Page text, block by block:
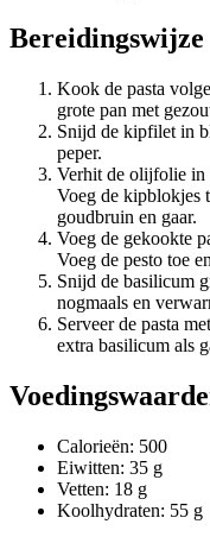
Bereidingswijze
Kook de pasta
grote pan met
Snijd de kipfilet in
peper.
Verhit de olijfolie in
Voeg de kipblokjes
goudbruin en gaar.
Voeg de gekookte
Voeg de pesto toe
Snijd de basilicum
nogmaals en
Serveer de pasta
extra basilicum als
Calorieën: 500
Eiwitten: 35 g
Vetten: 18 g
Koolhydraten: 55 g